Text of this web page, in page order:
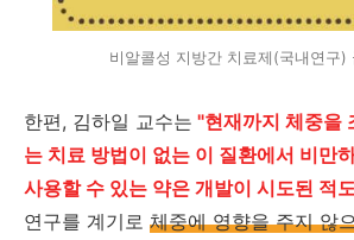
비알콜성 지방간 치료제(국내연구)
한편, 김하일 교수는 "현재까지 체중을
는 치료 방법이 없는 이 질환에서 비만
사용할 수 있는 약은 개발이 시도된 적
연구를 계기로 체중에 영향을 주지 않